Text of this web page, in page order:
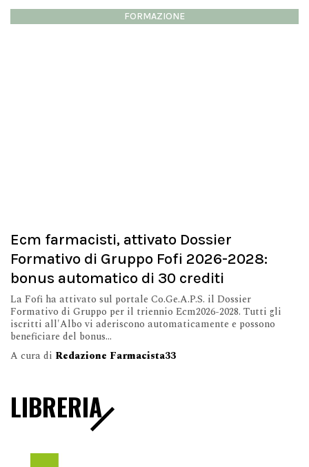
FORMAZIONE
Ecm farmacisti, attivato Dossier
Formativo di Gruppo Fofi 2026-2028:
bonus automatico di 30 crediti
La Fofi ha attivato sul portale Co.Ge.A.P.S. il Dossier
Formativo di Gruppo per il triennio Ecm2026-2028. Tutti gli
iscritti all'Albo vi aderiscono automaticamente e possono
beneficiare del bonus...
A cura di Redazione Farmacista33
LIBRERIA